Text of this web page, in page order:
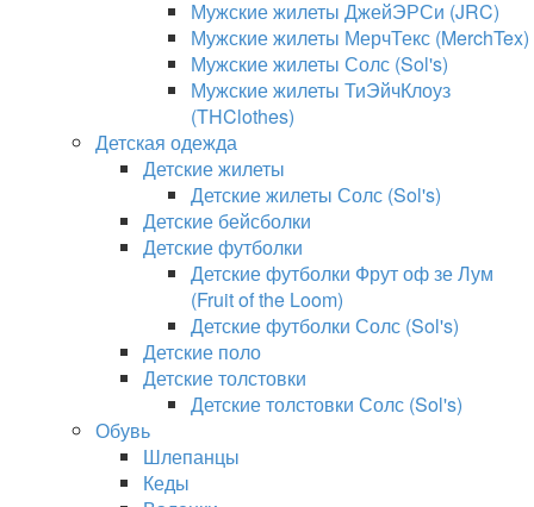
Мужские жилеты ДжейЭРСи (JRC)
Мужские жилеты МерчТекс (MerchTex)
Мужские жилеты Солс (Sol's)
Мужские жилеты ТиЭйчКлоуз
(THClothes)
Детская одежда
Детские жилеты
Детские жилеты Солс (Sol's)
Детские бейсболки
Детские футболки
Детские футболки Фрут оф зе Лум
(Fruit of the Loom)
Детские футболки Солс (Sol's)
Детские поло
Детские толстовки
Детские толстовки Солс (Sol's)
Обувь
Шлепанцы
Кеды